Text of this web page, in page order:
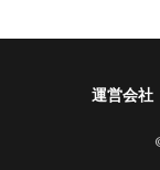
運営会社